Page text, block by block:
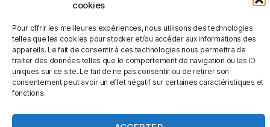
cookies
Pour offrir les meilleures expériences, nous utilisons des technologies
telles que les cookies pour stocker et/ou accéder aux informations des
appareils. Le fait de consentir à ces technologies nous permettra de
traiter des données telles que le comportement de navigation ou les ID
uniques sur ce site. Le fait de ne pas consentir ou de retirer son
consentement peut avoir un effet négatif sur certaines caractéristiques et
fonctions.
(24)
Recensions(401)
Religion(63)
Témoignages(20)